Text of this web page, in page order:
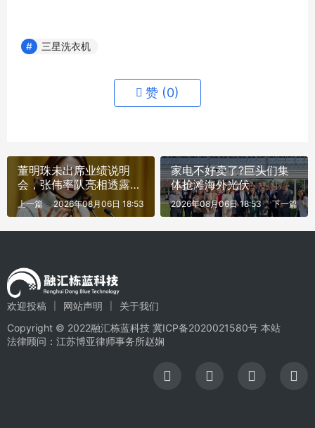
三星洗衣机
赞 (0)
董明珠未出席业绩说明
会，张伟率队亮相透露出
不寻常信号?
上一篇 2026年08月06日 18:53
家电不好卖了?巨头们集
体抢滩海外光伏
下一篇
2026年08月06日 18:53
欢迎投稿 网站声明
关于我们
Copyright © 2022融汇栋蓝科技 冀ICP备2020021580号 本站
法律顾问：江苏博亚律师事务所赵娴